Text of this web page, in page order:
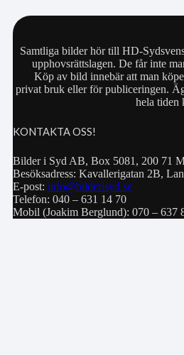
Samtliga bilder hör till HD-
upphovsrättslagen. De får inte
Köp av bild innebär att man
privat bruk eller för publiceringen.
hela tiden
KONTAKTA OSS!
Bilder i Syd AB, Box 5081, 200 71
Besöksadress: Kavallerigatan 2B,
E-post: info@bilderisyd.se
Telefon: 040 – 631 14 70
Mobil (Joakim Berglund): 070 – 637